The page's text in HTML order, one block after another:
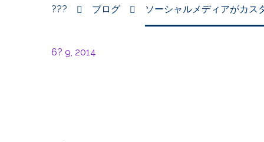
??? ブログ ソーシャルメディアがカス
6? 9, 2014